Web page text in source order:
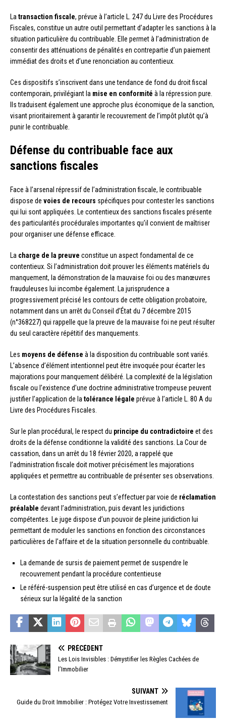
La transaction fiscale, prévue à l’article L. 247 du Livre des Procédures
Fiscales, constitue un autre outil permettant d’adapter les sanctions à la
situation particulière du contribuable. Elle permet à l’administration de
consentir des atténuations de pénalités en contrepartie d’un paiement
immédiat des droits et d’une renonciation au contentieux.
Ces dispositifs s’inscrivent dans une tendance de fond du droit fiscal
contemporain, privilégiant la mise en conformité à la répression pure.
Ils traduisent également une approche plus économique de la sanction,
visant prioritairement à garantir le recouvrement de l’impôt plutôt qu’à
punir le contribuable.
Défense du contribuable face aux
sanctions fiscales
Face à l’arsenal répressif de l’administration fiscale, le contribuable
dispose de voies de recours spécifiques pour contester les sanctions
qui lui sont appliquées. Le contentieux des sanctions fiscales présente
des particularités procédurales importantes qu’il convient de maîtriser
pour organiser une défense efficace.
La charge de la preuve constitue un aspect fondamental de ce
contentieux. Si l’administration doit prouver les éléments matériels du
manquement, la démonstration de la mauvaise foi ou des manœuvres
frauduleuses lui incombe également. La jurisprudence a
progressivement précisé les contours de cette obligation probatoire,
notamment dans un arrêt du Conseil d’État du 7 décembre 2015
(n°368227) qui rappelle que la preuve de la mauvaise foi ne peut résulter
du seul caractère répétitif des manquements.
Les moyens de défense à la disposition du contribuable sont variés.
L’absence d’élément intentionnel peut être invoquée pour écarter les
majorations pour manquement délibéré. La complexité de la législation
fiscale ou l’existence d’une doctrine administrative trompeuse peuvent
justifier l’application de la tolérance légale prévue à l’article L. 80 A du
Livre des Procédures Fiscales.
Sur le plan procédural, le respect du principe du contradictoire et des
droits de la défense conditionne la validité des sanctions. La Cour de
cassation, dans un arrêt du 18 février 2020, a rappelé que
l’administration fiscale doit motiver précisément les majorations
appliquées et permettre au contribuable de présenter ses observations.
La contestation des sanctions peut s’effectuer par voie de réclamation
préalable devant l’administration, puis devant les juridictions
compétentes. Le juge dispose d’un pouvoir de pleine juridiction lui
permettant de moduler les sanctions en fonction des circonstances
particulières de l’affaire et de la situation personnelle du contribuable.
La demande de sursis de paiement permet de suspendre le
recouvrement pendant la procédure contentieuse
Le référé-suspension peut être utilisé en cas d’urgence et de doute
sérieux sur la légalité de la sanction
PRÉCÉDENT
Les Lois Invisibles : Démystifier les Règles Cachées de
l’Immobilier
SUIVANT
Guide du Droit Immobilier : Protégez Votre Investissement